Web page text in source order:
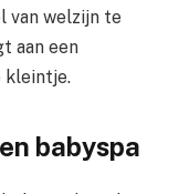
van welzijn te
aan een
kleintje.
babyspa